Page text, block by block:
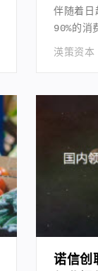
伴随着日
90%的消
务。
渶策资本
诺信创